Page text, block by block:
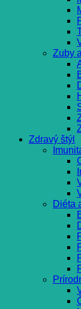
Zuby
Zdravý štýl
Diéta